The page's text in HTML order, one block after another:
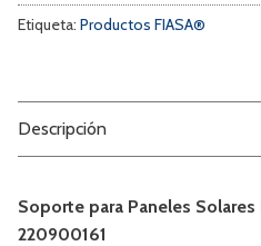
Etiqueta: Productos FIASA®
Descripción
Soporte para Paneles
220900161